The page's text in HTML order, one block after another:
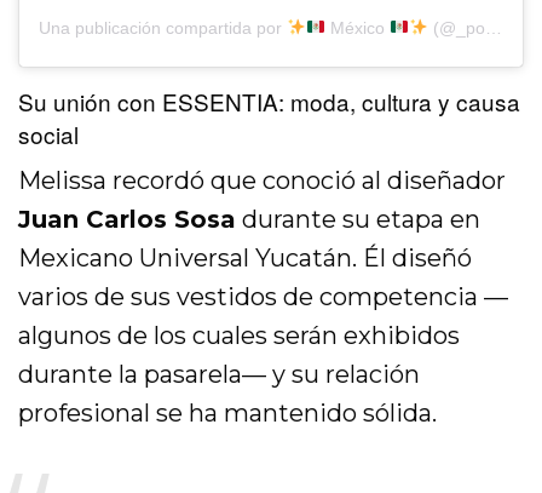
Una publicación compartida por México (@_powerhousemx)
Su unión con ESSENTIA: moda, cultura y causa
social
Melissa recordó que conoció al diseñador
Juan Carlos Sosa durante su etapa en
Mexicano Universal Yucatán. Él diseñó
varios de sus vestidos de competencia —
algunos de los cuales serán exhibidos
durante la pasarela— y su relación
profesional se ha mantenido sólida.